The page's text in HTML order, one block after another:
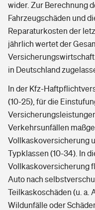
wider. Zur Berechnung
Fahrzeugschäden und
Reparaturkosten der
jährlich wertet der
in Deutschland
In der Kfz-
(10-25), für die
Verkehrsunfällen
Vollkaskoversicherung
Typklassen (10-34). In
Vollkaskoversicherung
Auto nach
Teilkaskoschäden (u. a.
Wildunfälle oder